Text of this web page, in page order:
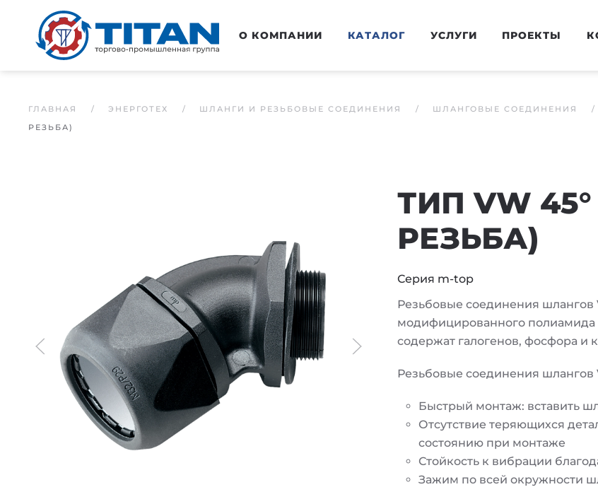
Перейти к основному содержанию О КОМПАНИИ КАТАЛОГ УСЛУГИ ПРОЕКТЫ
ГЛАВНАЯ ЭНЕРГОТЕХ ШЛАНГИ И РЕЗЬБОВЫЕ СОЕДИНЕНИЯ ШЛАНГОВЫЕ СОЕДИНЕНИЯ
РЕЗЬБА)
ТИП VW
РЕЗЬБА)
Серия m-top
Резьбовые соединения шлангов
модифицированного полиамида
содержат галогенов, фосфора и
Резьбовые соединения
Быстрый монтаж: вставить
Отсутствие теряющихся
состоянию при монтаже
Стойкость к вибрации
Зажим по всей окружности